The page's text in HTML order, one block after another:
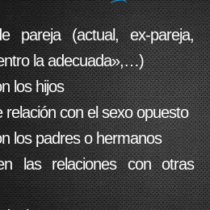
pareja (actual, ex-pareja,
la adecuada»,…)
los hijos
relación con el sexo opuesto
los padres o hermanos
las relaciones con otras